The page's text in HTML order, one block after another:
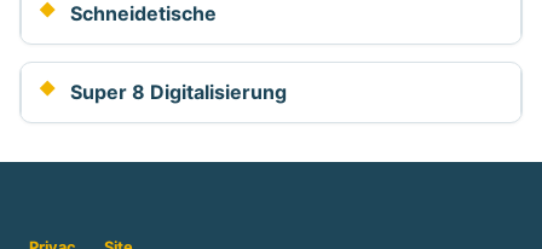
Schneidetische
Super 8 Digitalisierung